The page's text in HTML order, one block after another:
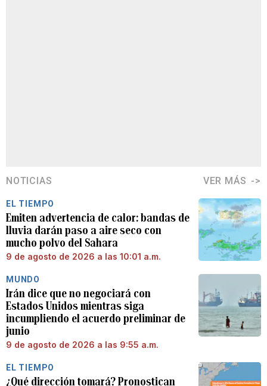
NOTICIAS VER MÁS
EL TIEMPO
Emiten advertencia de calor: bandas de
lluvia darán paso a aire seco con
mucho polvo del Sahara
9 de agosto de 2026 a las 10:01 a.m.
MUNDO
Irán dice que no negociará con
Estados Unidos mientras siga
incumpliendo el acuerdo preliminar de
junio
9 de agosto de 2026 a las 9:55 a.m.
EL TIEMPO
¿Qué dirección tomará? Pronostican